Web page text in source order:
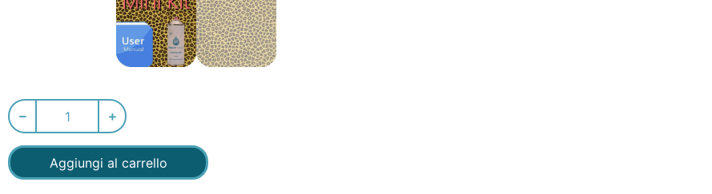
Aggiungi al carrello